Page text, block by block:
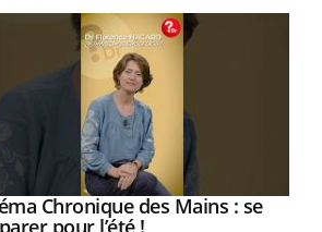
& Ramadan 2026Youtube